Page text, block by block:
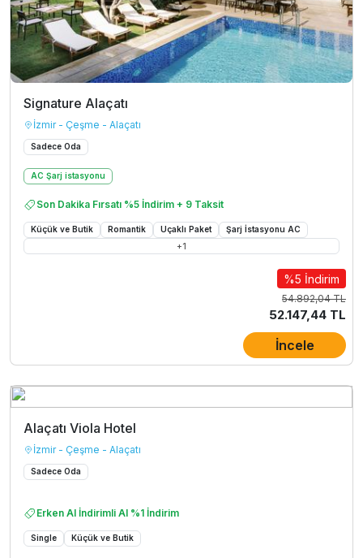
Signature Alaçatı
İzmir - Çeşme - Alaçatı
Sadece Oda
AC Şarj istasyonu
Son Dakika Fırsatı %5 İndirim + 9 Taksit
Küçük ve Butik Romantik Uçaklı Paket
Şarj İstasyonu AC
+1
%5 İndirim
54.892,04 TL
52.147,44 TL
İncele
Alaçatı Viola Hotel
İzmir - Çeşme - Alaçatı
Sadece Oda
Erken Al İndirimli Al %1 İndirim
Single Küçük ve Butik